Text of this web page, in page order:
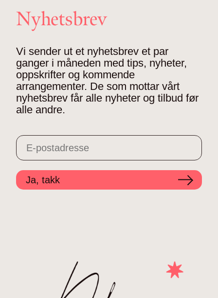
Nyhetsbrev
Vi sender ut et nyhetsbrev et par
ganger i måneden med tips, nyheter,
oppskrifter og kommende
arrangementer. De som mottar vårt
nyhetsbrev får alle nyheter og tilbud før
alle andre.
Ja, takk